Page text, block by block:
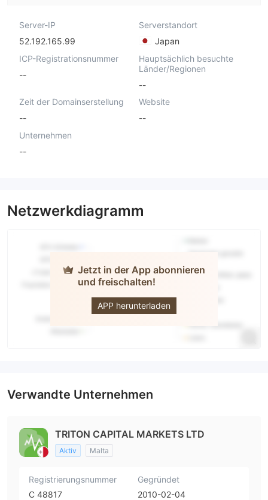
Server-IP
52.192.165.99
Serverstandort
Japan
ICP-Registrationsnummer
--
Hauptsächlich besuchte
Länder/Regionen
--
Zeit der Domainserstellung
--
Website
--
Unternehmen
--
Netzwerkdiagramm
Jetzt in der App abonnieren
und freischalten!
APP herunterladen
Markets
Verwandte Unternehmen
TRITON CAPITAL MARKETS LTD
Aktiv Malta
Registrierungsnummer
C 48817
Gegründet
2010-02-04